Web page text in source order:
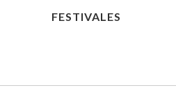
FESTIVALES